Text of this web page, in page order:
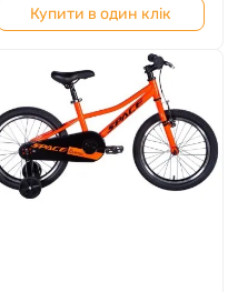
Купити в один клік